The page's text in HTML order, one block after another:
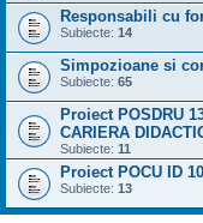
Responsabili cu
Subiecte: 14
Simpozioane si
Subiecte: 65
Proiect POSDRU
CARIERA
Subiecte: 11
Proiect POCU ID
Subiecte: 13